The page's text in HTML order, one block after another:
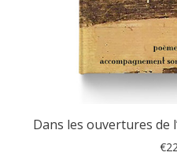
Dans les ouvertures de
€